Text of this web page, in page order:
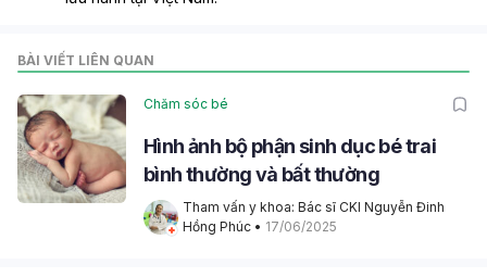
BÀI VIẾT LIÊN QUAN
Chăm sóc bé
Hình ảnh bộ phận sinh dục bé trai
bình thường và bất thường
Tham vấn y khoa: Bác sĩ CKI Nguyễn Đinh
Hồng Phúc • 17/06/2025